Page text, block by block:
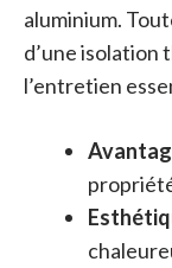
aluminium.
d’une
l’entretien